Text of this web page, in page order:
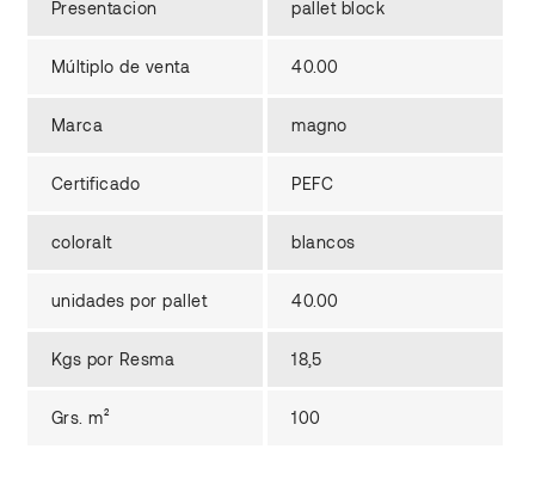
Presentacion pallet block
Múltiplo de venta 40.00
Marca magno
Certificado PEFC
coloralt blancos
unidades por pallet 40.00
Kgs por Resma 18,5
Grs. m² 100